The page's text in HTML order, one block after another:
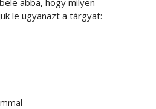
le ugyanazt a tárgyat: